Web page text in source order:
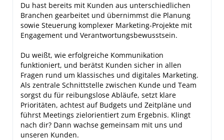
Du hast bereits mit Kunden aus unterschiedlichen
Branchen gearbeitet und übernimmst die Planung
sowie Steuerung komplexer Marketing-Projekte mit
Engagement und Verantwortungsbewusstsein.
Du weißt, wie erfolgreiche Kommunikation
funktioniert, und berätst Kunden sicher in allen
Fragen rund um klassisches und digitales Marketing.
Als zentrale Schnittstelle zwischen Kunde und Team
sorgst du für reibungslose Abläufe, setzt klare
Prioritäten, achtest auf Budgets und Zeitpläne und
führst Meetings zielorientiert zum Ergebnis. Klingt
nach dir? Dann wachse gemeinsam mit uns und
unseren Kunden.